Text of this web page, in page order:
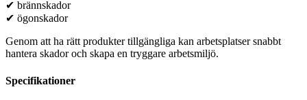
✔ brännskador
✔ ögonskador
Genom att ha rätt produkter tillgängliga kan arbetsplatser snabbt
hantera skador och skapa en tryggare arbetsmiljö.
Specifikationer